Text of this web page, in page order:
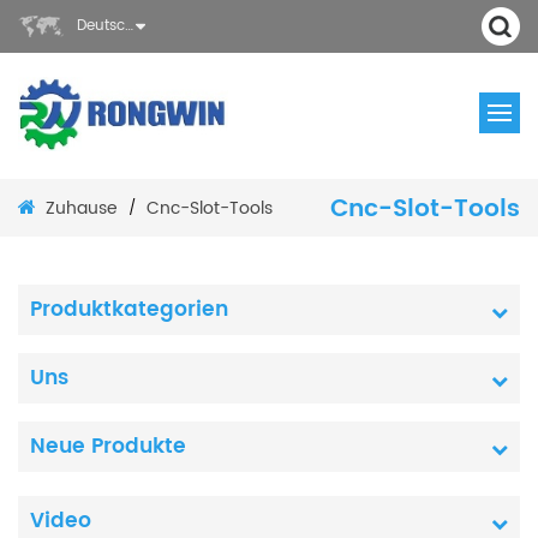
Deutsch
Cnc-Slot-Tools
Zuhause / Cnc-Slot-Tools
Produktkategorien
Uns
Neue Produkte
Video